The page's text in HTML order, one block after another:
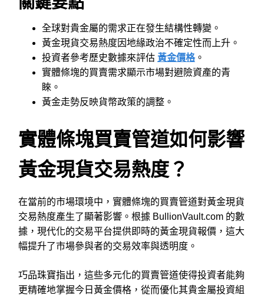
全球對貴金屬的需求正在發生結構性轉變。
黃金現貨交易熱度因地緣政治不確定性而上升。
投資者參考歷史數據來評估 黃金價格。
實體條塊的買賣需求顯示市場對避險資產的青
睞。
黃金走勢反映貨幣政策的調整。
實體條塊買賣管道如何影響
黃金現貨交易熱度？
在當前的市場環境中，實體條塊的買賣管道對黃金現貨
交易熱度產生了顯著影響。根據 BullionVault.com 的數
據，現代化的交易平台提供即時的黃金現貨報價，這大
幅提升了市場參與者的交易效率與透明度。
巧品珠寶指出，這些多元化的買賣管道使得投資者能夠
更精確地掌握今日黃金價格，從而優化其貴金屬投資組